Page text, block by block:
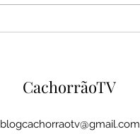
CachorrãoTV
blogcachorraotv@gmail.com